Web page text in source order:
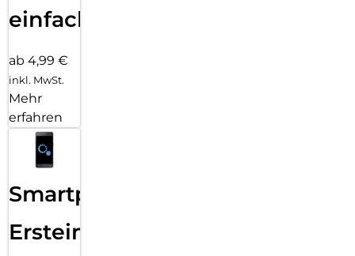
einfach
ab 4,99 €
inkl. MwSt.
Mehr
erfahren
Smartphone
Ersteinrichtung